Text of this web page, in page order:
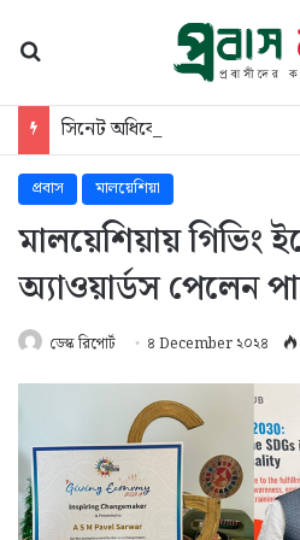
প্রবাস মালয়েশিয়া
মালয়েশিয়ায় গিভিং
অ্যাওয়ার্ডস পেলেন
ডেস্ক রিপোর্ট ৪ December ২০২৪